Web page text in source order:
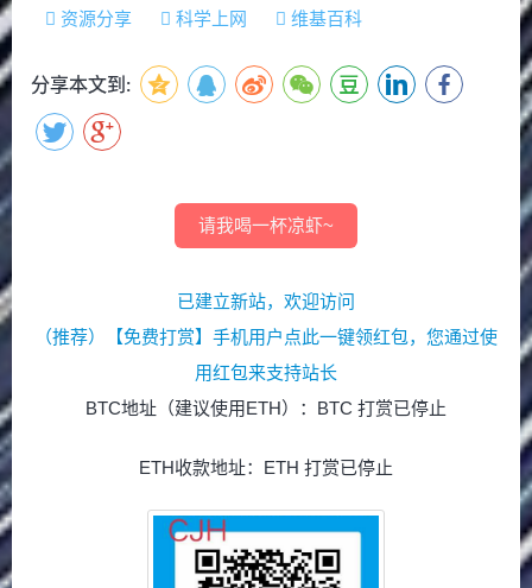
资源分享 科学上网 维基百科
分享本文到:
请我喝一杯凉虾~
已建立新站，欢迎访问
（推荐）【免费打赏】手机用户点此一键领红包，您通过使
用红包来支持站长
BTC地址（建议使用ETH）：BTC 打赏已停止
ETH收款地址：ETH 打赏已停止